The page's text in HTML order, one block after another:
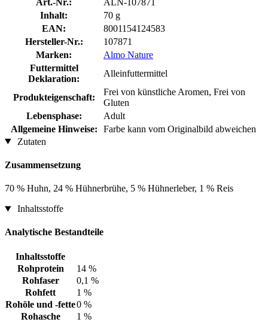
Inhalt:
70 g
EAN:
8001154124583
Hersteller-Nr.:
107871
Marken:
Almo Nature
Futtermittel
Deklaration:
Alleinfuttermittel
Produkteigenschaft:
Frei von künstliche Aromen, Frei von
Gluten
Lebensphase:
Adult
Allgemeine Hinweise:
Farbe kann vom Originalbild abweichen
Zutaten
Zusammensetzung
70 % Huhn, 24 % Hühnerbrühe, 5 % Hühnerleber, 1 % Reis
Inhaltsstoffe
Analytische Bestandteile
Inhaltsstoffe
Rohprotein
14 %
Rohfaser
0,1 %
Rohfett
1 %
Rohöle und -fette0 %
Rohasche
1 %